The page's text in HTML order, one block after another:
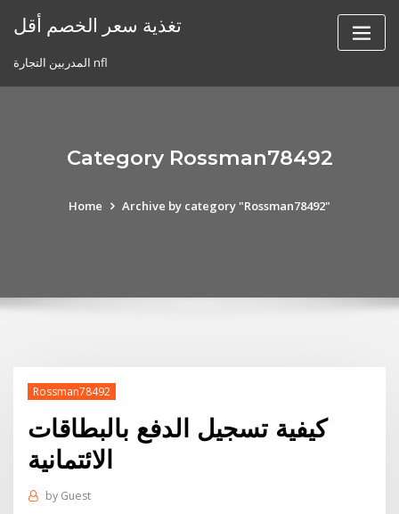
تغذية سعر الخصم أقل
المدربين التجارة nfl
Category Rossman78492
Home Archive by category "Rossman78492"
Rossman78492
كيفية تسجيل الدفع بالبطاقات
الائتمانية
by Guest